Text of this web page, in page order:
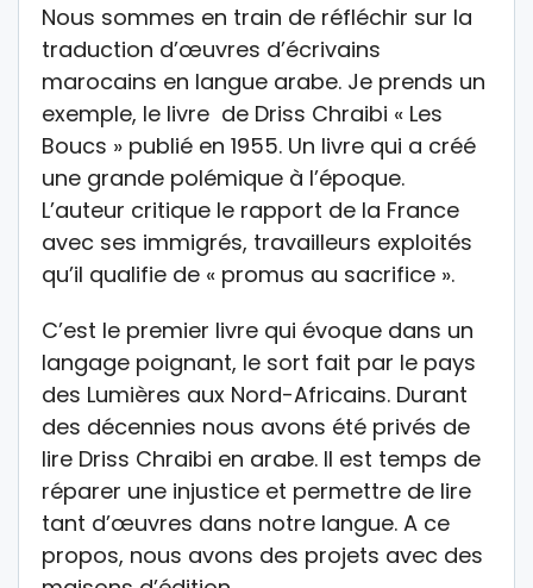
Nous sommes en train de réfléchir sur la
traduction d’œuvres d’écrivains
marocains en langue arabe. Je prends un
exemple, le livre de Driss Chraibi « Les
Boucs » publié en 1955. Un livre qui a créé
une grande polémique à l’époque.
L’auteur critique le rapport de la France
avec ses immigrés, travailleurs exploités
qu’il qualifie de « promus au sacrifice ».
C’est le premier livre qui évoque dans un
langage poignant, le sort fait par le pays
des Lumières aux Nord-Africains. Durant
des décennies nous avons été privés de
lire Driss Chraibi en arabe. Il est temps de
réparer une injustice et permettre de lire
tant d’œuvres dans notre langue. A ce
propos, nous avons des projets avec des